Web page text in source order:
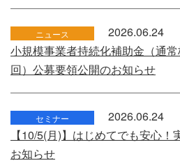
ニュース
2026.06.24
小規模事業者持続化補助金（通
回）公募要領公開のお知らせ
セミナー
2026.06.24
【10/5(月)】はじめてでも安心
お知らせ